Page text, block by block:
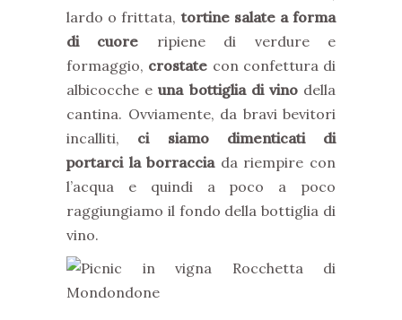
lardo o frittata, tortine salate a forma
di cuore ripiene di verdure e
formaggio, crostate con confettura di
albicocche euna bottiglia di vinodella
cantina. Ovviamente, da bravi bevitori
incalliti, ci siamo dimenticati di
portarci la borracciada riempire con
l’acqua e quindi a poco a poco
raggiungiamo il fondo della bottiglia di
vino.